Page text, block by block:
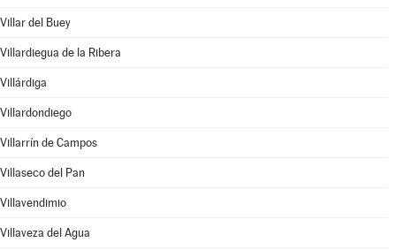
Villar del Buey
Villardiegua de la Ribera
Villárdiga
Villardondiego
Villarrín de Campos
Villaseco del Pan
Villavendimio
Villaveza del Agua